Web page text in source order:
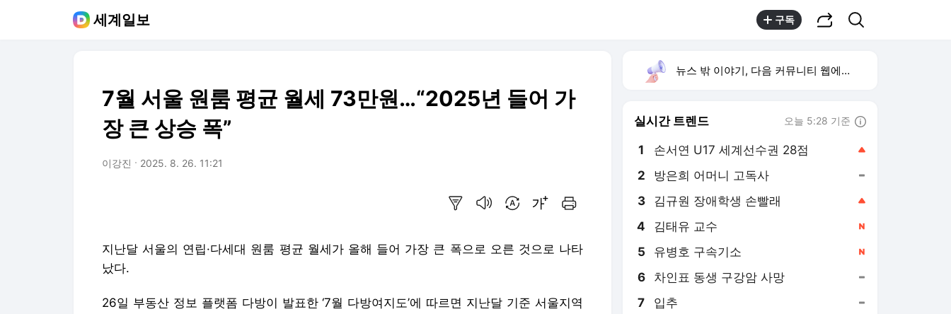
세계일보 구독
7월 서울 원룸 평균 월세 73만원…“2025년 들어 가
장 큰 상승 폭”
이강진 2025. 8. 26. 11:21
지난달 서울의 연립·다세대 원룸 평균 월세가 올해 들어 가장 큰 폭으로 오른 것으로 나타
났다.
26일 부동산 정보 플랫폼 다방이 발표한 ‘7월 다방여지도’에 따르면 지난달 기준 서울지역
뉴스 밖 이야기, 다음 커뮤니티 웹에서 보기
실시간 트렌드 오늘 5:28 기준
1 손서연 U17 세계선수권 28점
3 김규원 장애학생 손빨래
4 김태유 교수
5 유병호 구속기소
6 차인표 동생 구강암 사망
7 입추